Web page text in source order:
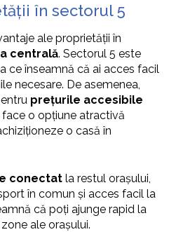
în sectorul 5
ale proprietății în
centrală. Sectorul 5 este
ce înseamnă că ai acces facil
necesare. De asemenea,
prețurile accesibile
o opțiune atractivă
o casă în
conectat la restul orașului,
în comun și acces facil la
că poți ajunge rapid la
ale orașului.